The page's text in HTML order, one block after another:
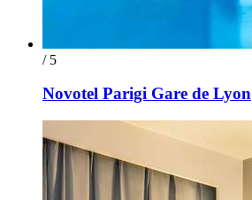
/ 5
Novotel Parigi Gare de Lyon